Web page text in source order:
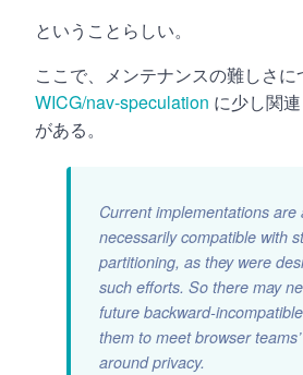
ということらしい。
ここで、メンテナンスの難しさに
WICG/nav-speculation に少し関
がある。
Current implementations are
necessarily compatible with
partitioning, as they were
such efforts. So there may
future backward-
them to meet browser
around privacy.